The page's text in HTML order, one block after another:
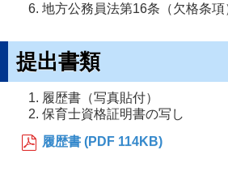
地方公務員法第16条（欠格条
提出書類
履歴書（写真貼付）
保育士資格証明書の写し
履歴書 (PDF 114KB)